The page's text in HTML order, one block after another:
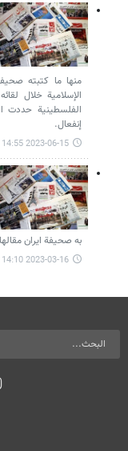
منها ما كتبته
الإسلامية خلال
الفلسطينية حددت
إنفعال.
2023-06-15 14:55
به صحيفة ايران
2023-03-16 14:10